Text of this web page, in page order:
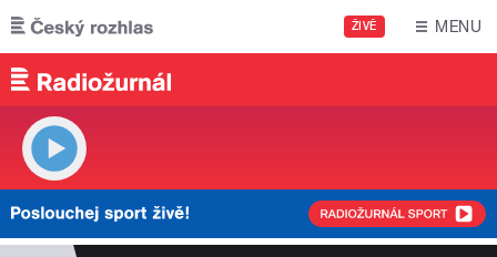
Přejít k hlavnímu obsahu
ŽIVĚ MENU